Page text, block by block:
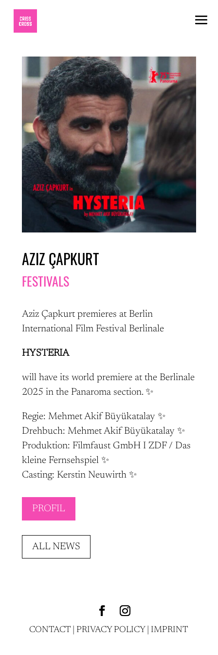
AZIZ ÇAPKURT
FESTIVALS
Aziz Çapkurt premieres at Berlin
International Film Festival Berlinale
HYSTERIA
will have its world premiere at the Berlinale
2025 in the Panaroma section. ✨
Regie: Mehmet Akif Büyükatalay ✨
Drehbuch: Mehmet Akif Büyükatalay ✨
Produktion: Filmfaust GmbH I ZDF / Das
kleine Fernsehspiel ✨
Casting: Kerstin Neuwirth ✨
PROFIL
ALL NEWS
CONTACT |PRIVACY POLICY |IMPRINT